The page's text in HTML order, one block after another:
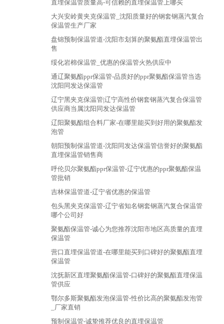
直埋保温管质量高-可信赖的直埋保温管上哪买
大兴安岭黄夹克保温管_沈阳质量好的钢套钢蒸汽复合
保温管生产厂家
盘锦预制保温管道-沈阳市划算的聚氨酯直埋保温管出
售
绥化岩棉保温管_优惠的保温管火热供应中
通辽聚氨酯ppr保温管-品质好的ppr聚氨酯保温管当选
沈阳同发达保温管
辽宁黑夹克保温管|辽宁高性价钢套钢蒸汽复合保温管
供应商当属沈阳同发达保温管
辽阳聚氨酯组合料厂家-在哪里能买到好用的聚氨酯发
泡管
朝阳预制保温管道-沈阳同发达保温管信誉好的聚氨酯
直埋保温管销售商
呼伦贝尔聚氨酯ppr保温管-辽宁优惠的ppr聚氨酯保温
管批销
吉林保温管道-辽宁省优惠的保温管
包头黑夹克保温管-辽宁省知名钢套钢蒸汽复合保温管
哪个公司好
聚氨酯保温管-诚心为您推荐沈阳市地区高质量的直埋
保温管
营口直埋保温管道-在哪里能买到口碑好的聚氨酯直埋
保温管
沈抚新区直埋聚氨酯保温管-口碑好的聚氨酯直埋保温
管供应
鄂尔多斯聚氨酯发泡保温管-性价比高的聚氨酯发泡管
_厂家直销
预制保温管-诚挚推荐优良的直埋保温管